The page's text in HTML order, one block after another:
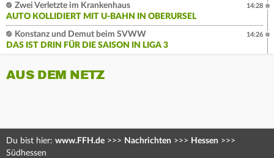
Zwei Verletzte im Krankenhaus
AUTO KOLLIDIERT MIT U-BAHN IN OBERURSEL
14:28
Konstanz und Demut beim SVWW
DAS IST DRIN FÜR DIE SAISON IN LIGA 3
14:26
AUS DEM NETZ
Du bist hier: www.FFH.de >>> Nachrichten >>> Hessen >>>
Südhessen